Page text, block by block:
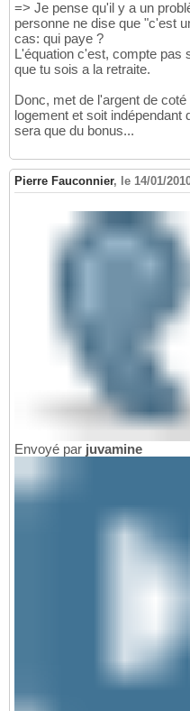
=> Je pense qu'il y a un
personne ne dise que "c'est
cas: qui paye ?
L'équation c'est, compte pas
que tu sois a la retraite.
Donc, met de l'argent de
logement et soit indépendant
sera que du bonus...
Pierre Fauconnier, le 14/01/
Envoyé par juvamine